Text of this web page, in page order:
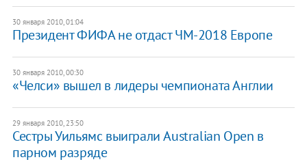
30 января 2010, 01:04
Президент ФИФА не отдаст ЧМ-2018 Европе
30 января 2010, 00:30
«Челси» вышел в лидеры чемпионата Англии
29 января 2010, 23:50
Сестры Уильямс выиграли Australian Open в
парном разряде